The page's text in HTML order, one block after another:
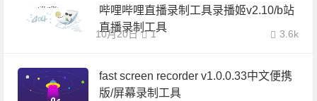
哔哩哔哩直播录制工具录播姬v2.10/b站
直播录制工具
10月20日 3.6k
1
fast screen recorder v1.0.0.33中文便携
版/屏幕录制工具